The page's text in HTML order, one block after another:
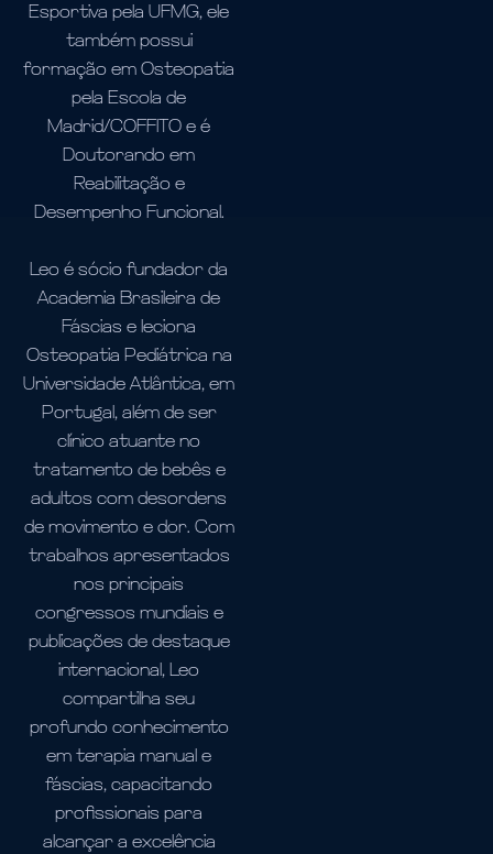
Esportiva pela UFMG, ele
também possui
formação em Osteopatia
pela Escola de
Madrid/COFFITO e é
Doutorando em
Reabilitação e
Desempenho Funcional.
Leo é sócio fundador da
Academia Brasileira de
Fáscias e leciona
Osteopatia Pediátrica na
Universidade Atlântica, em
Portugal, além de ser
clínico atuante no
tratamento de bebês e
adultos com desordens
de movimento e dor. Com
trabalhos apresentados
nos principais
congressos mundiais e
publicações de destaque
internacional, Leo
compartilha seu
profundo conhecimento
em terapia manual e
fáscias, capacitando
profissionais para
alcançar a excelência